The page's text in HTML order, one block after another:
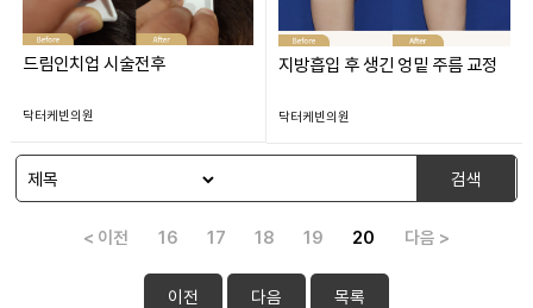
드림인치업 시술전후
닥터케빈의원
지방흡입 후 생긴 엉밑 주름 교정
닥터케빈의원
검색
< 이전 16 17 18 19 20 다음 >
이전 다음 목록